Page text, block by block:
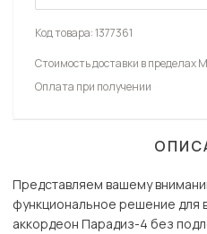
Универсальное
Код товара:1377361
Стоимость доставки в пределах
Оплата при получении
Представляем вашему
функциональное решение для
аккордеон Парадиз-4 без